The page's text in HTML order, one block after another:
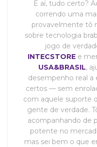
E aí, tudo certo?
correndo uma
provavelmente tô
sobre tecnologia
jogo de
INTECSTOREe
USA&BRASIL,
desempenho real
certos — sem
com aquele suporte
gente de verdade.
acompanhando de
potente no
mas sei bem o que